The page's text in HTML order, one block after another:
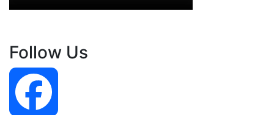
Follow Us